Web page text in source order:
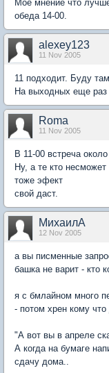
Моё мнение что
обеда 14-00.
alexey123
11 Nov 2005
11 подходит. Буду
На выходных еще раз
Roma
11 Nov 2005
В 11-00 встреча
Ну, а те кто
тоже эфект
свой даст.
МихаилА
12 Nov 2005
а вы писменные
башка не варит - кто
я с бмлайном много
- потом хрен кому
"А вот вы в апреле
А когда на бумаге
сдачу дома..